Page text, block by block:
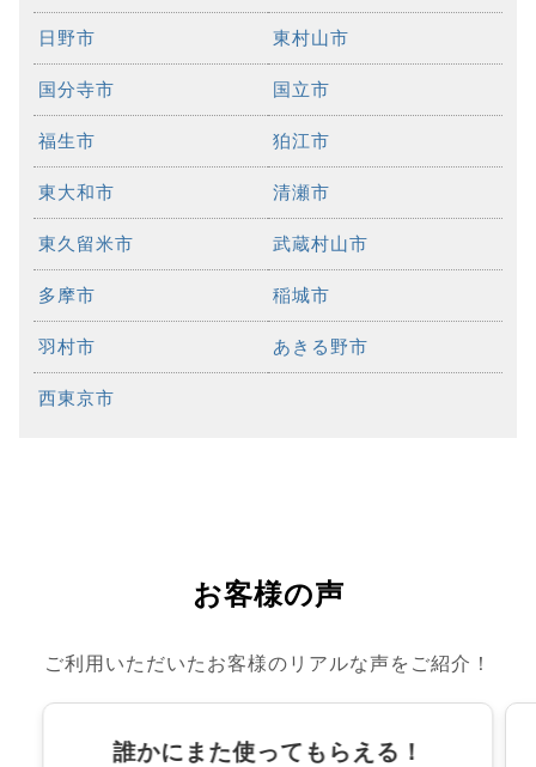
日野市 東村山市
国分寺市 国立市
福生市 狛江市
東大和市 清瀬市
東久留米市 武蔵村山市
多摩市 稲城市
羽村市 あきる野市
西東京市
お客様の声
ご利用いただいたお客様のリアルな声をご紹介！
誰かにまた使ってもらえる！